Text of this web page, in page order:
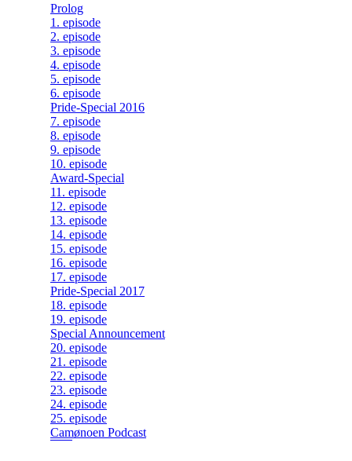
Prolog
1. episode
2. episode
3. episode
4. episode
5. episode
6. episode
Pride-Special 2016
7. episode
8. episode
9. episode
10. episode
Award-Special
11. episode
12. episode
13. episode
14. episode
15. episode
16. episode
17. episode
Pride-Special 2017
18. episode
19. episode
Special Announcement
20. episode
21. episode
22. episode
23. episode
24. episode
25. episode
Camønoen Podcast